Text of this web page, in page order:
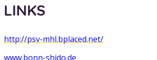
LINKS
http://psv-mhl.bplaced.net/
www.bonn-shido.de